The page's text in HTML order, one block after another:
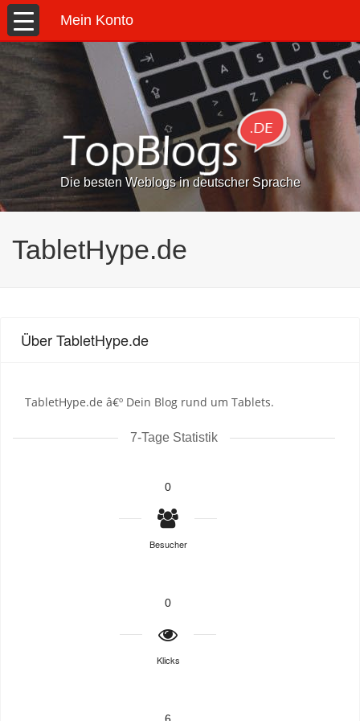
Mein Konto
Die besten Weblogs in deutscher Sprache
TabletHype.de
Über TabletHype.de
TabletHype.de â€º Dein Blog rund um Tablets.
7-Tage Statistik
0
Besucher
0
Klicks